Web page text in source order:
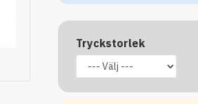
Tryckstorlek